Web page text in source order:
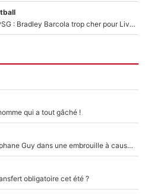
EXCLU - Mercato - PSG : Bradley Barcola trop cher pour Liverpool
qui a tout gâché !
«Détester à vie», Stéphane Guy dans une embrouille à cause du PSG !
obligatoire cet été ?